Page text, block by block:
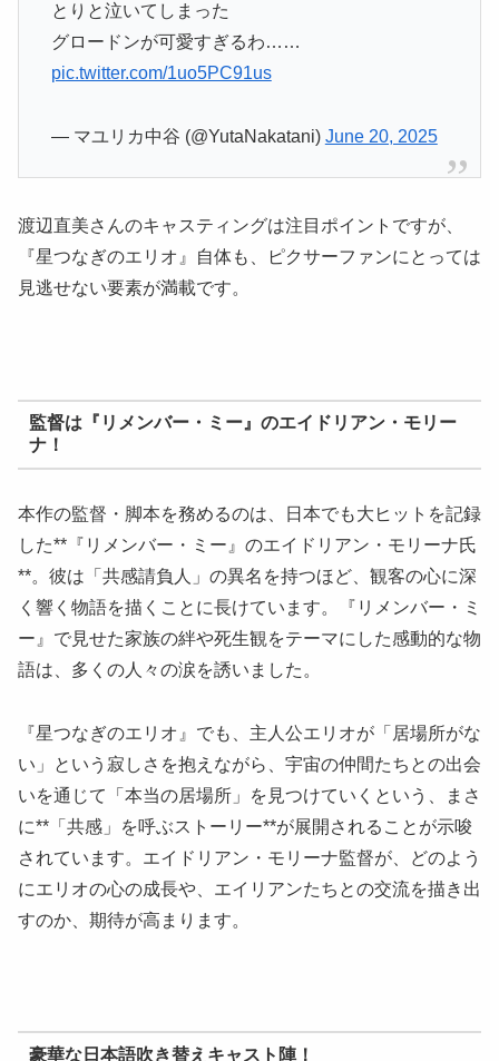
とりと泣いてしまった
グロードンが可愛すぎるわ……
pic.twitter.com/1uo5PC91us
— マユリカ中谷 (@YutaNakatani) June 20, 2025
渡辺直美さんのキャスティングは注目ポイントですが、
『星つなぎのエリオ』自体も、ピクサーファンにとっては
見逃せない要素が満載です。
監督は『リメンバー・ミー』のエイドリアン・モリー
ナ！
本作の監督・脚本を務めるのは、日本でも大ヒットを記録
した**『リメンバー・ミー』のエイドリアン・モリーナ氏
**。彼は「共感請負人」の異名を持つほど、観客の心に深
く響く物語を描くことに長けています。『リメンバー・ミ
ー』で見せた家族の絆や死生観をテーマにした感動的な物
語は、多くの人々の涙を誘いました。
『星つなぎのエリオ』でも、主人公エリオが「居場所がな
い」という寂しさを抱えながら、宇宙の仲間たちとの出会
いを通じて「本当の居場所」を見つけていくという、まさ
に**「共感」を呼ぶストーリー**が展開されることが示唆
されています。エイドリアン・モリーナ監督が、どのよう
にエリオの心の成長や、エイリアンたちとの交流を描き出
すのか、期待が高まります。
豪華な日本語吹き替えキャスト陣！